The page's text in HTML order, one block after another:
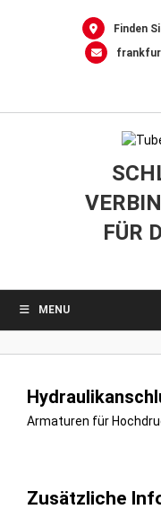
Finden
FÜR
MENU
Armaturen für
Zusätzliche